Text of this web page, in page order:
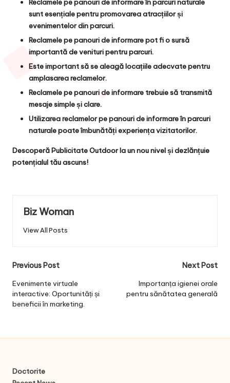
Reclamele pe panouri de informare în parcuri naturale
sunt esențiale pentru promovarea atracțiilor și
evenimentelor din parcuri.
Reclamele pe panouri de informare pot fi o sursă
importantă de venituri pentru parcuri.
Este important să se aleagă locațiile adecvate pentru
amplasarea reclamelor.
Reclamele pe panouri de informare trebuie să transmită
mesaje simple și clare.
Utilizarea reclamelor pe panouri de informare în parcuri
naturale poate îmbunătăți experiența vizitatorilor.
DescoperăPublicitate Outdoorla un nou nivel și dezlănțuie
potențialul tău ascuns!
Biz Woman
View All Posts
Post
navigation
Previous Post
Evenimente virtuale
interactive: Oportunități și
beneficii în marketing.
Next Post
Importanța igienei orale
pentru sănătatea generală
Doctorite